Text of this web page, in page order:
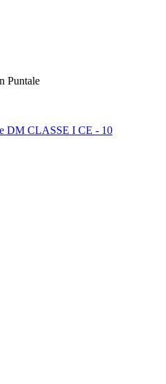
Puntale
DM CLASSE I CE - 10